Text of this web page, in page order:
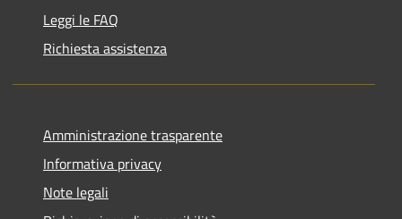
Leggi le FAQ
Richiesta assistenza
Amministrazione trasparente
Informativa privacy
Note legali